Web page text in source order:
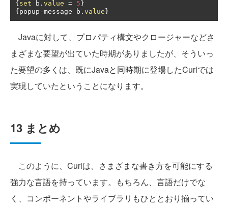
{ set b . value = 5 }
{ popup -message b . value }
Javaに対して、プロパティ構文やクロージャーなどさ
まざまな要望が出ていた時期がありましたが、そういっ
た要望の多くは、既にJavaと同時期に登場したCurlでは
実現していたということになります。
13 まとめ
このように、Curlは、さまざまな書き方を可能にする
強力な言語を持っています。もちろん、言語だけでな
く、コンポーネントやライブラリもひととおり揃ってい